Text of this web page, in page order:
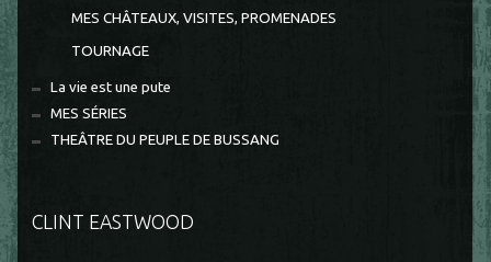
MES CHÂTEAUX, VISITES, PROMENADES
TOURNAGE
La vie est une pute
MES SÉRIES
THEÂTRE DU PEUPLE DE BUSSANG
CLINT EASTWOOD